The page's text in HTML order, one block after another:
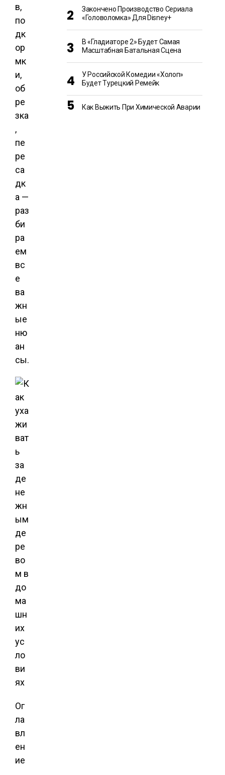
в,
по
дк
ор
мк
и,
об
ре
зка
,
пе
ре
са
дк
а —
раз
би
ра
ем
вс
е
ва
жн
ые
ню
ан
сы.
Ог
ла
вл
ен
ие
Закончено Производство Сериала
«Головоломка» Для Disney+
В «Гладиаторе 2» Будет Самая
Масштабная Батальная Сцена
У Российской Комедии «Холоп»
Будет Турецкий Ремейк
Как Выжить При Химической Аварии